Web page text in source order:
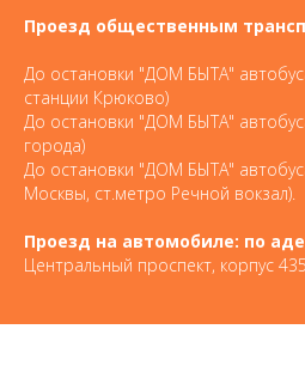
Проезд общественным
До остановки "ДОМ БЫТА"
станции Крюково)
До остановки "ДОМ БЫТА"
города)
До остановки "ДОМ БЫТА"
Москвы, ст.метро Речной вокзал).
Проезд на автомобиле: по
Центральный проспект, корпус